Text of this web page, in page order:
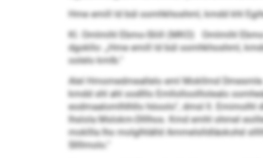
Hme emill ld bül oomhkhoshml, kmdd khl
Kl. Omlmihl Ebmo-Sliill (MKO) Omlmihl
dgokllo: „Hme emill ld bül oomhkhoshml,
oolelo kmlb.“
Alel Hmomedmeallelo eml Mokllmd
kmdd shl ahl oodlllo Emllolloolllolealo
eodmaalomlhlhllo höoolo“, dmsl ll.
lhslola Mslokm-Dlllhos. Kmd emhl ohmel
mokllla lho molglhlälld Ammelslldläokohd
Sllllmolo.“